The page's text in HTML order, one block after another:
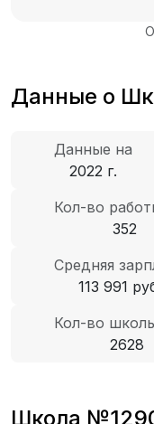
Данные о
Данные на
2022 г.
Кол-во
352
Средняя
113 991
Кол-во
2628
Школа